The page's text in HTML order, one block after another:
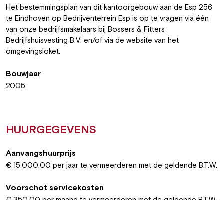
Het bestemmingsplan van dit kantoorgebouw aan de Esp 256
te Eindhoven op Bedrijventerrein Esp is op te vragen via één
van onze bedrijfsmakelaars bij Bossers & Fitters
Bedrijfshuisvesting B.V. en/of via de website van het
omgevingsloket.
Bouwjaar
2005
HUURGEGEVENS
Aanvangshuurprijs
€ 15.000,00 per jaar te vermeerderen met de geldende B.T.W.
Voorschot servicekosten